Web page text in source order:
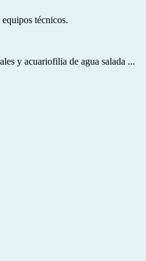
técnicos.
y acuariofilia de agua salada ...